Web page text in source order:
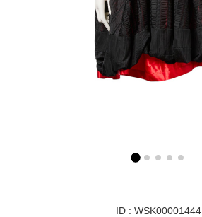
ID : WSK00001444